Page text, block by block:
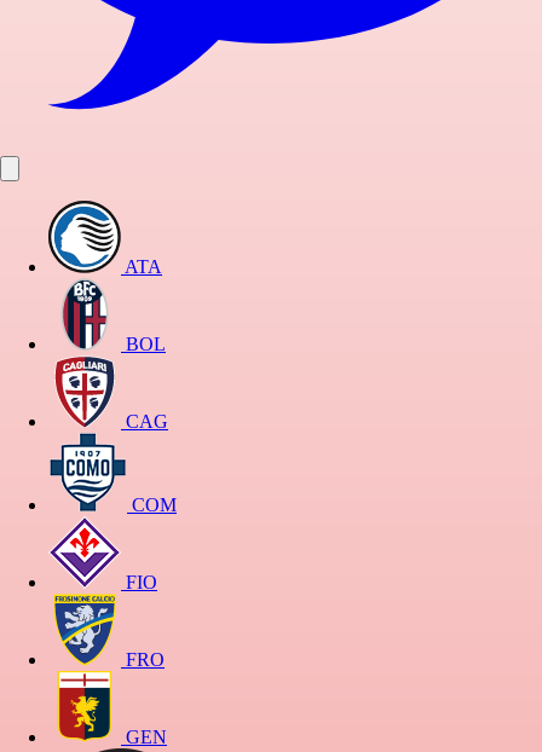
ATA
BOL
CAG
COM
FIO
FRO
GEN